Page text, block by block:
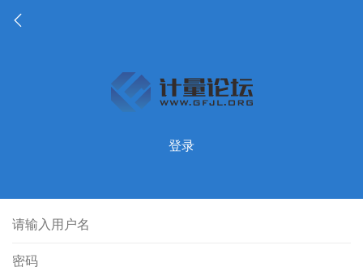
登录